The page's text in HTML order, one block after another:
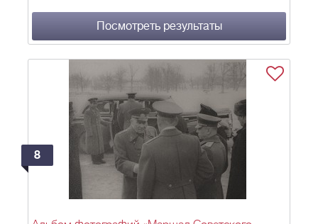
Посмотреть результаты
8